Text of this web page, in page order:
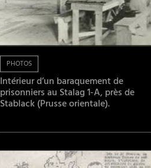
PHOTOS
Intérieur d’un baraquement de
prisonniers au Stalag 1-A, près de
Stablack (Prusse orientale).